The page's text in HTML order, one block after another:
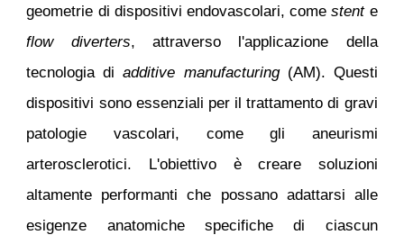
geometrie di dispositivi endovascolari, comestent e
flow diverters, attraverso l'applicazione della
tecnologia diadditive manufacturing(AM). Questi
dispositivi sono essenziali per il trattamento di gravi
patologie vascolari, come gli aneurismi
arterosclerotici. L'obiettivo è creare soluzioni
altamente performanti che possano adattarsi alle
esigenze anatomiche specifiche di ciascun